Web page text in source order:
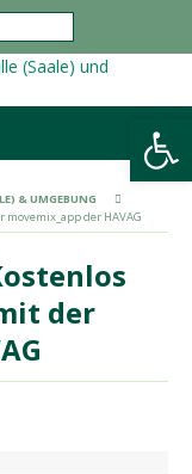
Werkzeugleiste öffnen
& UMGEBUNG
der HAVAG
der